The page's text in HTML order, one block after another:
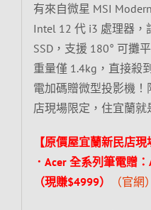
有來自微星 MSI
Intel 12 代 i3 處理器，
SSD，支援 180° 可攤
重量僅 1.4kg，直接殺
電加碼贈微型投影機
店現場限定，住宜蘭就
【原價屋宜蘭新民店現
．Acer 全系列筆電贈
（現賺$4999）
（官網）